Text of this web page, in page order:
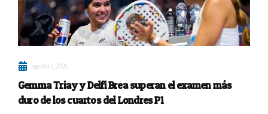
agosto 7, 2026
Gemma Triay y Delfi Brea superan el examen más
duro de los cuartos del Londres P1